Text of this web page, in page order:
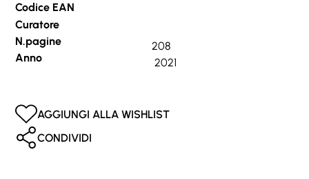
Codice EAN
Curatore
N.pagine
208
Anno
2021
AGGIUNGI ALLA WISHLIST
CONDIVIDI